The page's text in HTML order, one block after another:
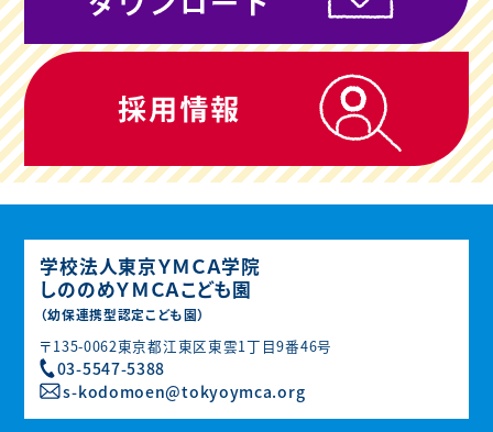
学校法人東京ＹＭＣＡ学院
しののめＹＭＣＡこども園
（幼保連携型認定こども園）
〒135-0062東京都江東区東雲1丁目9番46号
03-5547-5388
s-kodomoen@tokyoymca.org